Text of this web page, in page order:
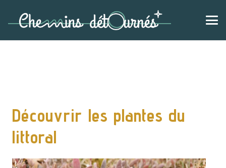
Découvrir les plantes du
littoral